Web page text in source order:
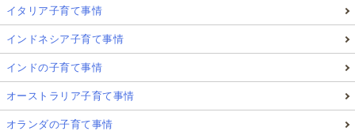
イタリア子育て事情
インドネシア子育て事情
インドの子育て事情
オーストラリア子育て事情
オランダの子育て事情